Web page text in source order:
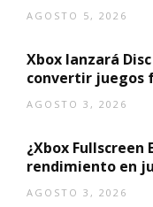
AGOSTO 5, 2026
Xbox lanzará
convertir juegos
AGOSTO 3, 2026
¿Xbox Fullscreen
rendimiento en
AGOSTO 3, 2026